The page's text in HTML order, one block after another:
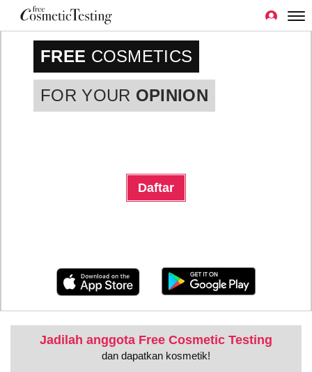
FREE COSMETICS
FOR YOUR OPINION
Daftar
Jadilah anggota Free Cosmetic Testing
dan dapatkan kosmetik!